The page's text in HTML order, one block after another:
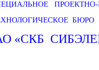
ПРОЕКТНО-
БЮРО
«СКБ